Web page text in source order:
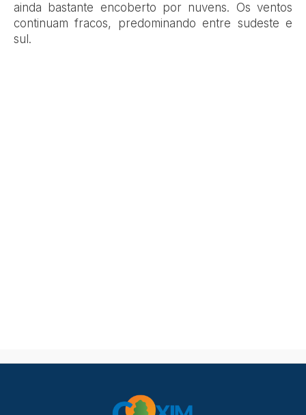
ainda bastante encoberto por nuvens. Os ventos
continuam fracos, predominando entre sudeste e
sul.